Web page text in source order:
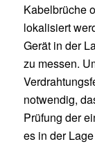
Kabelbrüche
lokalisiert
Gerät in der
zu messen.
notwendig,
Prüfung der
es in der